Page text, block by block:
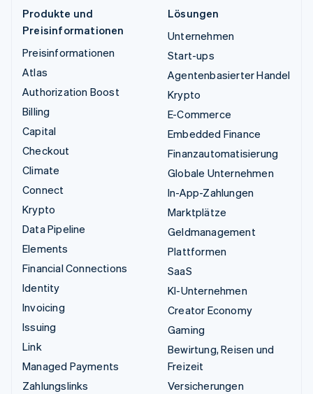
Produkte und
Preisinformationen
Preisinformationen
Atlas
Authorization Boost
Billing
Capital
Checkout
Climate
Connect
Krypto
Data Pipeline
Elements
Financial Connections
Identity
Invoicing
Issuing
Link
Managed Payments
Zahlungslinks
Lösungen
Unternehmen
Start-ups
Agentenbasierter Handel
Krypto
E-Commerce
Embedded Finance
Finanzautomatisierung
Globale Unternehmen
In-App-Zahlungen
Marktplätze
Geldmanagement
Plattformen
SaaS
KI-Unternehmen
Creator Economy
Gaming
Bewirtung, Reisen und
Freizeit
Versicherungen